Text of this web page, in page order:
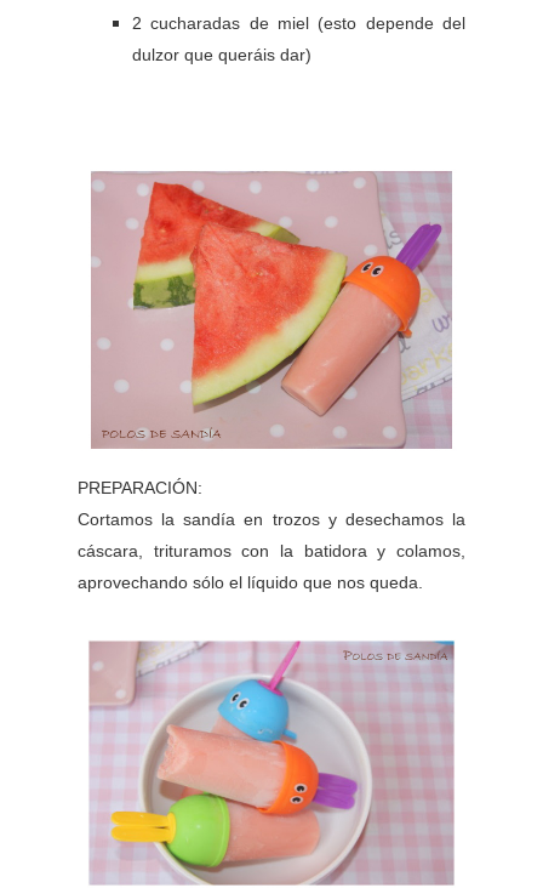
2 cucharadas de miel (esto depende del
dulzor que queráis dar)
PREPARACIÓN:
Cortamos la sandía en trozos y desechamos la
cáscara, trituramos con la batidora y colamos,
aprovechando sólo el líquido que nos queda.